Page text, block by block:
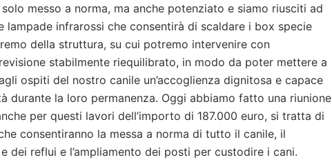
messo a norma, ma anche potenziato e siamo riusciti ad
lampade infrarossi che consentirà di scaldare i box specie
della struttura, su cui potremo intervenire con
stabilmente riequilibrato, in modo da poter mettere a
ospiti del nostro canile un’accoglienza dignitosa e capace
durante la loro permanenza. Oggi abbiamo fatto una riunione
per questi lavori dell’importo di 187.000 euro, si tratta di
consentiranno la messa a norma di tutto il canile, il
dei reflui e l’ampliamento dei posti per custodire i cani.